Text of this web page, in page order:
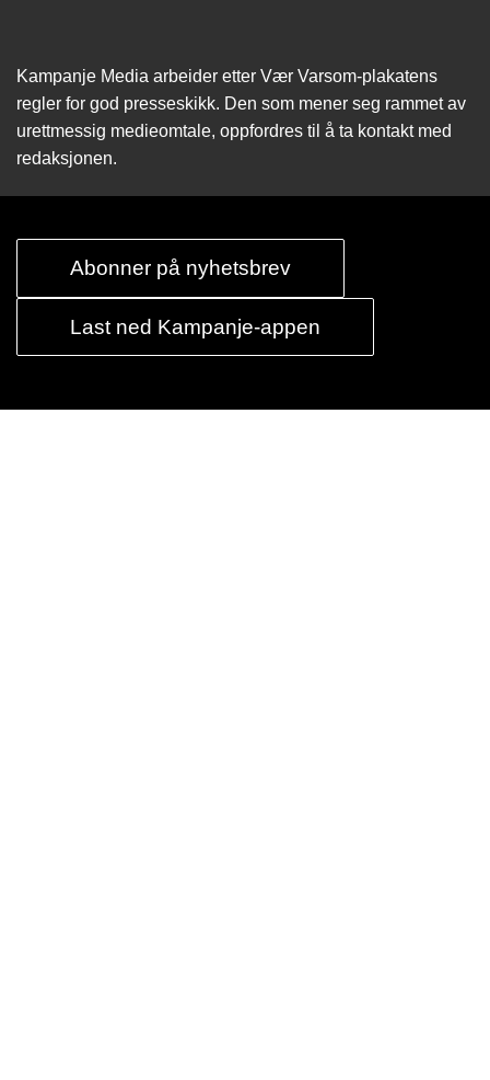
Kampanje Media arbeider etter Vær Varsom-plakatens
regler for god presseskikk. Den som mener seg rammet av
urettmessig medie­omtale, oppfordres til å ta kontakt med
redaksjonen.
Abonner på nyhetsbrev
Last ned Kampanje-appen